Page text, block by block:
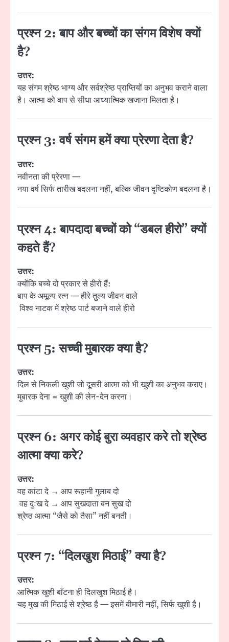
प्रश्न 2: बाप और बच्चों का संगम विशेष क्यों
है?
उत्तर:
यह संगम श्रेष्ठ भाग्य और सर्वश्रेष्ठ प्राप्तियों का अनुभव कराने वाला
है। आत्मा को बाप से सीधा आध्यात्मिक खजाना मिलता है।
प्रश्न 3: वर्ष संगम हमें क्या प्रेरणा देता है?
उत्तर:
नवीनता की प्रेरणा —
नया वर्ष सिर्फ तारीख बदलना नहीं, बल्कि जीवन दृष्टिकोण बदलना है।
प्रश्न 4: बापदादा बच्चों को “डबल हीरो” क्यों
कहते हैं?
उत्तर:
क्योंकि बच्चे दो प्रकार से हीरो हैं:
बाप के अमूल्य रत्न — हीरे तुल्य जीवन वाले
विश्व नाटक में श्रेष्ठ पार्ट बजाने वाले हीरो
प्रश्न 5: सच्ची मुबारक क्या है?
उत्तर:
दिल से निकली खुशी जो दूसरी आत्मा को भी खुशी का अनुभव कराए।
मुबारक देना = खुशी की लेन-देन करना।
प्रश्न 6: अगर कोई बुरा व्यवहार करे तो श्रेष्ठ
आत्मा क्या करे?
उत्तर:
वह कांटा दे → आप रूहानी गुलाब दो
वह दुःख दे → आप सुखदाता बन सुख दो
श्रेष्ठ आत्मा “जैसे को तैसा” नहीं बनती।
प्रश्न 7: “दिलखुश मिठाई” क्या है?
उत्तर:
आत्मिक खुशी बाँटना ही दिलखुश मिठाई है।
यह मुख की मिठाई से श्रेष्ठ है — इसमें बीमारी नहीं, सिर्फ खुशी है।